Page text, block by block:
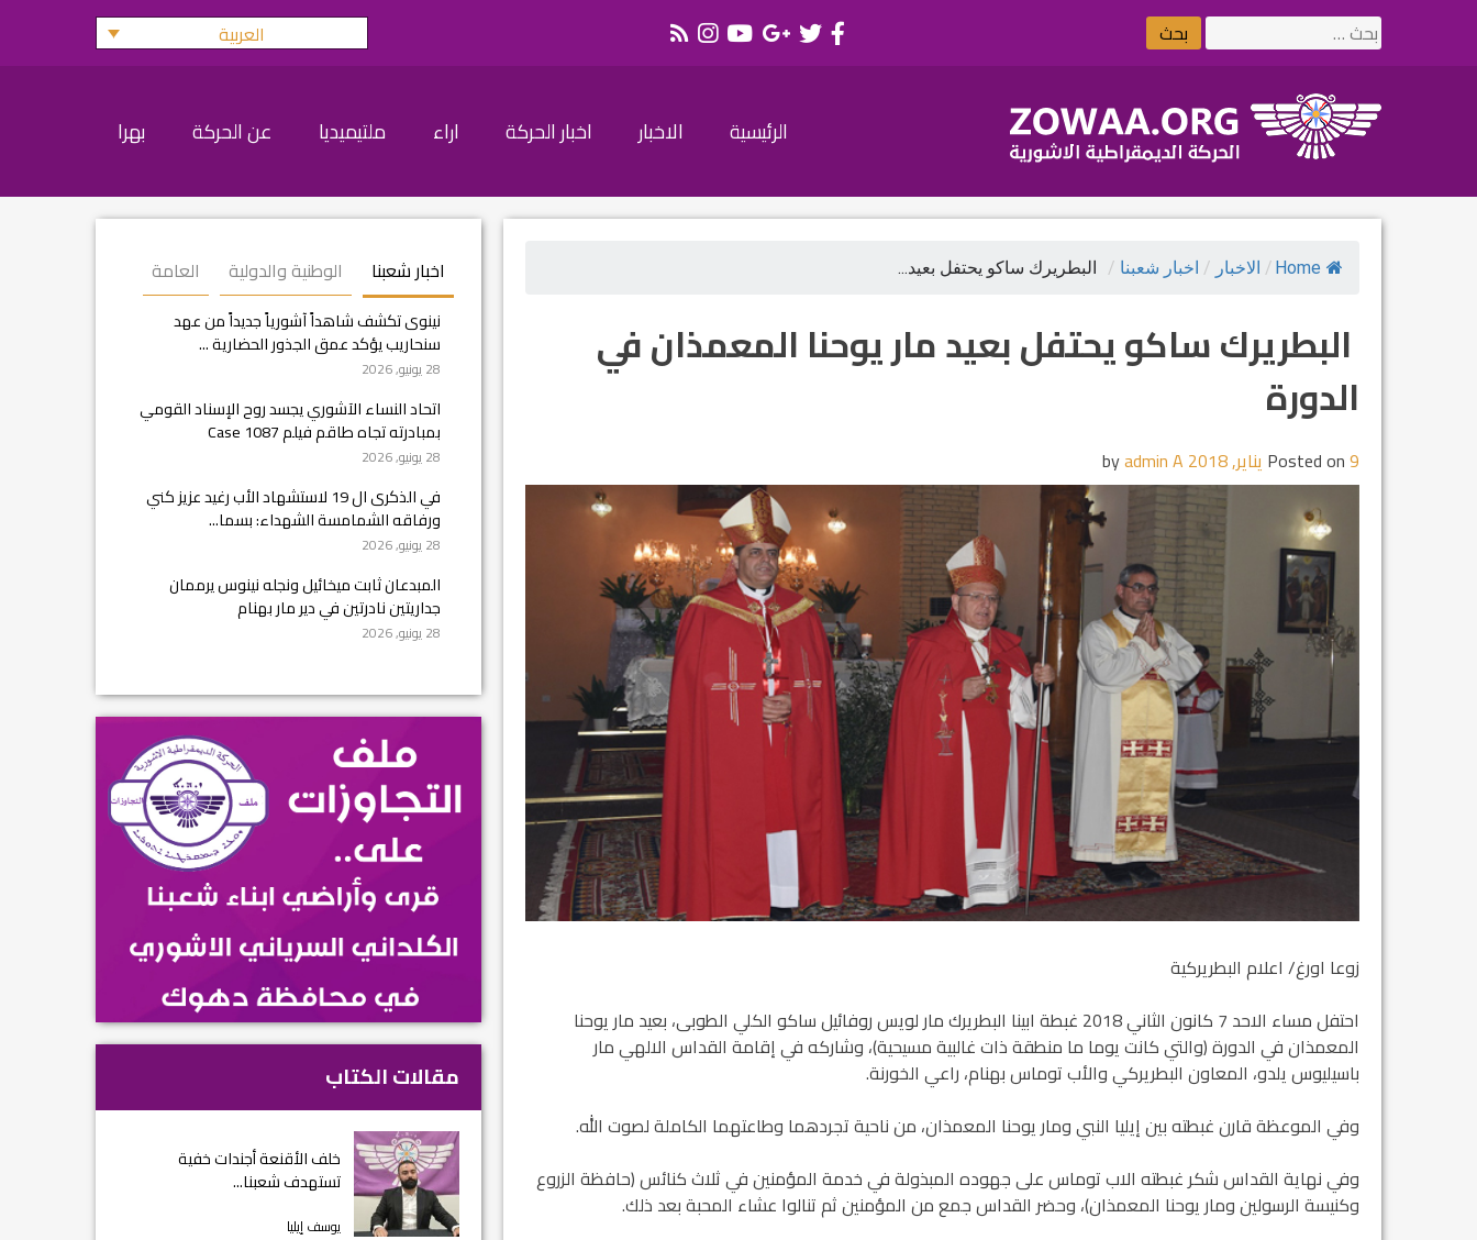
البحث
عن:
العربية
الرئيسية الاخبار اخبار الحركة اراء ملتيميديا عن الحركة بهرا
Home
/ الاخبار / اخبار شعبنا / البطريرك ساكو يحتفل بعيد...
البطريرك ساكو يحتفل بعيد مار يوحنا المعمذان في
الدورة
Posted on9 يناير, 2018 admin A
زوعا اورغ/ اعلام البطريركية
احتفل مساء الاحد 7 كانون الثاني 2018 غبطة ابينا البطريرك مار لويس روفائيل ساكو الكلي الطوبى، بعيد مار يوحنا
المعمذان في الدورة (والتي كانت يوما ما منطقة ذات غالبية مسيحية)، وشاركه في إقامة القداس الالهي مار
باسيليوس يلدو، المعاون البطريركي والأب توماس بهنام، راعي الخورنة.
وفي الموعظة قارن غبطته بين إيليا النبي ومار يوحنا المعمذان، من ناحية تجردهما وطاعتهما الكاملة لصوت الله.
وفي نهاية القداس شكر غبطته الاب توماس على جهوده المبذولة في خدمة المؤمنين في ثلاث كنائس (حافظة الزروع
وكنيسة الرسولين ومار يوحنا المعمذان)، وحضر القداس جمع من المؤمنين ثم تنالوا عشاء المحبة بعد ذلك.
اخبار شعبنا الوطنية والدولية العامة
نينوى تكشف شاهداً آشورياً جديداً من عهد
سنحاريب يؤكد عمق الجذور الحضارية ...
28 يونيو, 2026
اتحاد النساء الآشوري يجسد روح الإسناد القومي
بمبادرته تجاه طاقم فيلم Case 1087
28 يونيو, 2026
في الذكرى ال 19 لاستشهاد الأب رغيد عزيز كني
ورفاقه الشمامسة الشهداء: بسما...
28 يونيو, 2026
المبدعان ثابت ميخائيل ونجله نينوس يرممان
جداريتين نادرتين في دير مار بهنام
28 يونيو, 2026
مقالات الكتاب
خلف الأقنعة أجندات خفية
تستهدف شعبنا...
يوسف إيليا